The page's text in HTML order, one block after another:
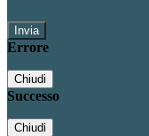
Errore
Chiudi
Successo
Chiudi